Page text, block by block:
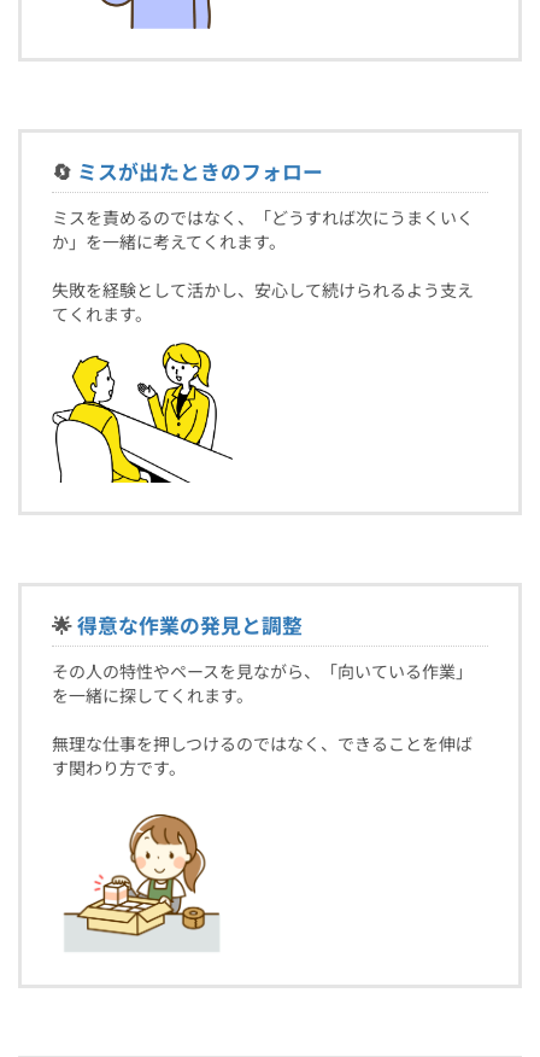
🔄 ミスが出たときのフォロー
ミスを責めるのではなく、「どうすれば次にうまくいく
か」を一緒に考えてくれます。
失敗を経験として活かし、安心して続けられるよう支え
てくれます。
🌟得意な作業の発見と調整
その人の特性やペースを見ながら、「向いている作業」
を一緒に探してくれます。
無理な仕事を押しつけるのではなく、できることを伸ば
す関わり方です。